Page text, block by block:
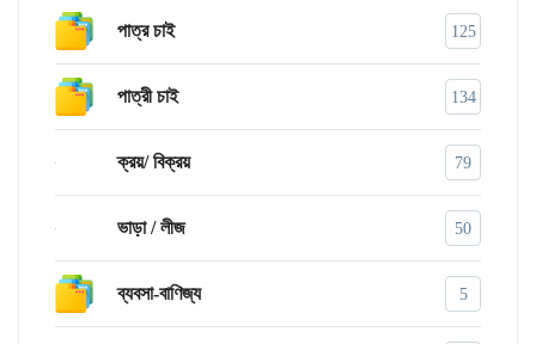
পাত্র চাই 125
পাত্রী চাই 134
ক্রয়/ বিক্রয় 79
ভাড়া / লীজ 50
ব্যবসা-বাণিজ্য 5